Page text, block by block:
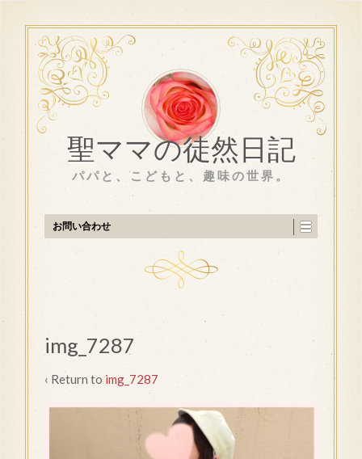
聖ママの徒然日記
パパと、こどもと、趣味の世界。
お問い合わせ
img_7287
‹ Return to img_7287